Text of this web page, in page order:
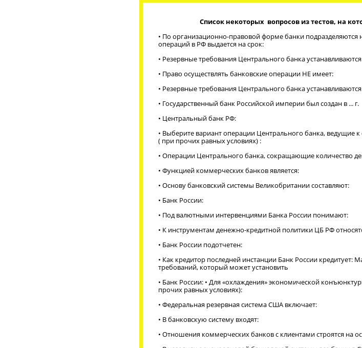
Список некоторых вопросов из тестов, на
• По организационно-правовой форме банки подразделяются
операций в РФ выдается на срок:
• Резервные требования Центрального банка
• Право осуществлять банковские операции НЕ имеет:
• Резервные требования Центрального банка
• Государственный банк Российской империи был создан в ... г.
• Центральный банк РФ:
• Выберите вариант операции Центрального банка,
( при прочих равных условиях) :
• Операции Центрального банка, сокращающие количество
• Функцией коммерческих банков является:
• Основу банковский системы Великобритании составляют:
• Банк России:
• Под валютными интервенциями Банка России понимают:
• К инструментам денежно-кредитной политики ЦБ РФ
• Банк России подотчетен:
• Как кредитор последней инстанции Банк России
требований, который может установить
• Банк России: • Для «охлаждения» экономической
прочих равных условиях):
• Федеральная резервная система США включает:
• В банковскую систему входят:
• Отношения коммерческих банков с клиентами строятся на